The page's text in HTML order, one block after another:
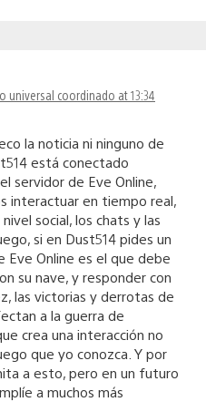
universal coordinado at 13:34
la noticia ni ninguno de
está conectado
servidor de Eve Online,
interactuar en tiempo real,
social, los chats y las
si en Dust514 pides un
Eve Online es el que debe
su nave, y responder con
las victorias y derrotas de
a la guerra de
crea una interacción no
que yo conozca. Y por
a esto, pero en un futuro
a muchos más